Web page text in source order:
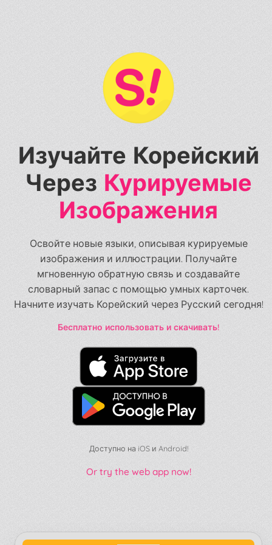
Изучайте Корейский
Через Курируемые
Изображения
Освойте новые языки, описывая курируемые
изображения и иллюстрации. Получайте
мгновенную обратную связь и создавайте
словарный запас с помощью умных карточек.
Начните изучать Корейский через Русский сегодня!
Бесплатно использовать и скачивать!
Доступно на iOS и Android!
Or try the web app now!